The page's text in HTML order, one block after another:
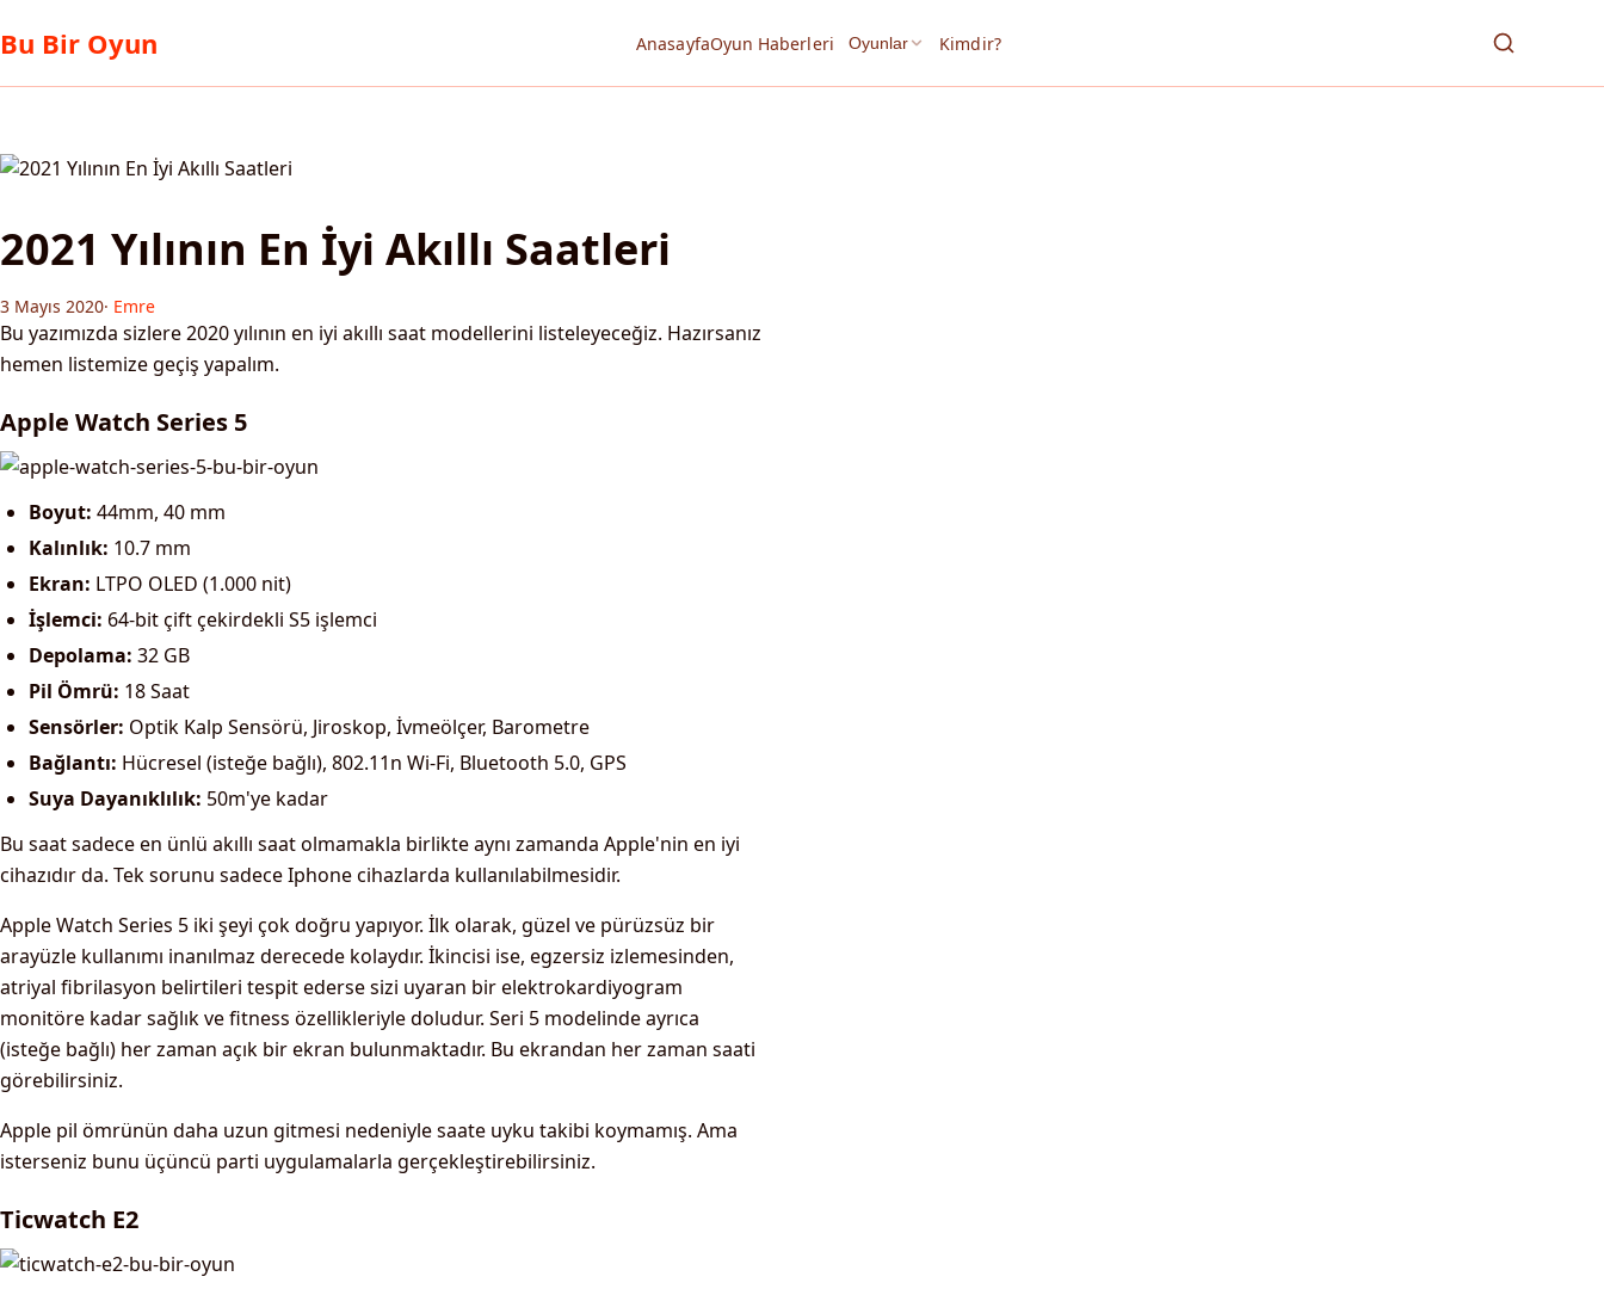
Bu Bir Oyun AnasayfaOyun Haberleri Oyunlar Kimdir?
2021 Yılının En İyi Akıllı Saatleri
3 Mayıs 2020· Emre
Bu yazımızda sizlere 2020 yılının en iyi akıllı saat modellerini listeleyeceğiz. Hazırsanız
hemen listemize geçiş yapalım.
Apple Watch Series 5
Boyut: 44mm, 40 mm
Kalınlık: 10.7 mm
Ekran: LTPO OLED (1.000 nit)
İşlemci: 64-bit çift çekirdekli S5 işlemci
Depolama: 32 GB
Pil Ömrü: 18 Saat
Sensörler: Optik Kalp Sensörü, Jiroskop, İvmeölçer, Barometre
Bağlantı: Hücresel (isteğe bağlı), 802.11n Wi-Fi, Bluetooth 5.0, GPS
Suya Dayanıklılık: 50m'ye kadar
Bu saat sadece en ünlü akıllı saat olmamakla birlikte aynı zamanda Apple'nin en iyi
cihazıdır da. Tek sorunu sadece Iphone cihazlarda kullanılabilmesidir.
Apple Watch Series 5 iki şeyi çok doğru yapıyor. İlk olarak, güzel ve pürüzsüz bir
arayüzle kullanımı inanılmaz derecede kolaydır. İkincisi ise, egzersiz izlemesinden,
atriyal fibrilasyon belirtileri tespit ederse sizi uyaran bir elektrokardiyogram
monitöre kadar sağlık ve fitness özellikleriyle doludur. Seri 5 modelinde ayrıca
(isteğe bağlı) her zaman açık bir ekran bulunmaktadır. Bu ekrandan her zaman saati
görebilirsiniz.
Apple pil ömrünün daha uzun gitmesi nedeniyle saate uyku takibi koymamış. Ama
isterseniz bunu üçüncü parti uygulamalarla gerçekleştirebilirsiniz.
Ticwatch E2